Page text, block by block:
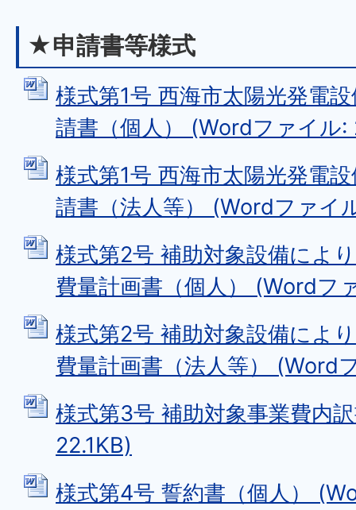
★申請書等様式
様式第1号 西海市太陽光発電
請書（個人） (Wordファイル:
様式第1号 西海市太陽光発電
請書（法人等） (Wordファイ
様式第2号 補助対象設備によ
費量計画書（個人） (Wordフ
様式第2号 補助対象設備によ
費量計画書（法人等） (Word
様式第3号 補助対象事業費内
22.1KB)
様式第4号 誓約書（個人）